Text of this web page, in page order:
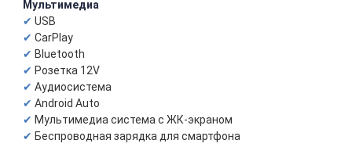
Мультимедиа
USB
CarPlay
Bluetooth
Розетка 12V
Аудиосистема
Android Auto
Мультимедиа система с ЖК-экраном
Беспроводная зарядка для смартфона